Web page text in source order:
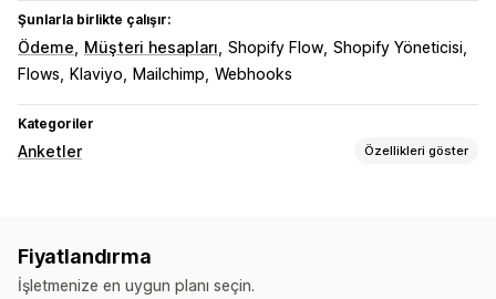
Şunlarla birlikte çalışır:
Ödeme Müşteri hesapları Shopify Flow Shopify Yöneticisi
Flows
Klaviyo Mailchimp Webhooks
Kategoriler
Anketler Özellikleri göster
Ekli formlar Dosya yükleme
Açılır pencereler Gerçek zamanlı düzenleme
Fiyatlandırma
İşletmenize en uygun planı seçin.